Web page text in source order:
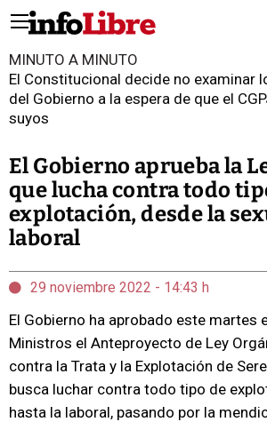
MINUTO A MINUTO
El Constitucional decide no examinar
del Gobierno a la espera de que el
suyos
El Gobierno aprueba la
que lucha contra todo
explotación, desde la
laboral
29 noviembre 2022 - 14:43 h
El Gobierno ha aprobado este martes
Ministros el Anteproyecto de Ley
contra la Trata y la Explotación de
busca luchar contra todo tipo de
hasta la laboral, pasando por la